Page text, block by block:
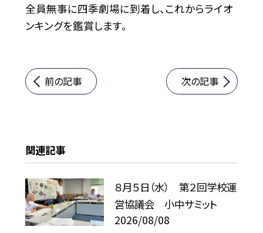
全員無事に四季劇場に到着し、これからライオ
ンキングを鑑賞します。
前の記事 次の記事
関連記事
８月５日（水） 第２回学校運
営協議会 小中サミット
2026/08/08